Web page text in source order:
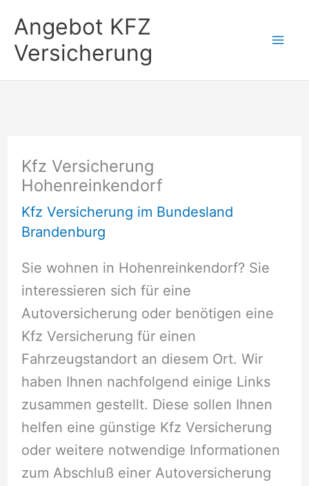
Inhalt
springen
Angebot KFZ
Versicherung
Kfz Versicherung
Hohenreinkendorf
Kfz Versicherung im Bundesland
Brandenburg
Sie wohnen in Hohenreinkendorf? Sie
interessieren sich für eine
Autoversicherung oder benötigen eine
Kfz Versicherung für einen
Fahrzeugstandort an diesem Ort. Wir
haben Ihnen nachfolgend einige Links
zusammen gestellt. Diese sollen Ihnen
helfen eine günstige Kfz Versicherung
oder weitere notwendige Informationen
zum Abschluß einer Autoversicherung